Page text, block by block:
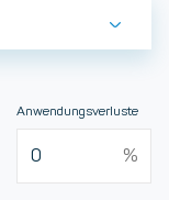
Anwendungsverluste